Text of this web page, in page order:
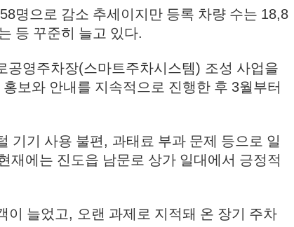
명으로 감소 추세이지만 등록 차량 수는 18,8
등 꾸준히 늘고 있다.
공영주차장(스마트주차시스템) 조성 사업을
보와 안내를 지속적으로 진행한 후 3월부터
기기 사용 불편, 과태료 부과 문제 등으로 일
재에는 진도읍 남문로 상가 일대에서 긍정적
이 늘었고, 오랜 과제로 지적돼 온 장기 주차